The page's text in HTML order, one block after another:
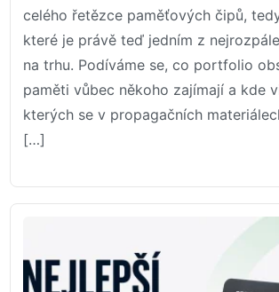
celého řetězce paměťových čipů,
které je právě teď jedním z
na trhu. Podíváme se, co portfolio
paměti vůbec někoho zajímají a kde
kterých se v propagačních
[…]